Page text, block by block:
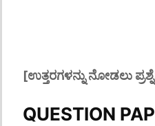
[ಉತ್ತರಗಳನ್ನು ನೋಡಲು
QUESTION